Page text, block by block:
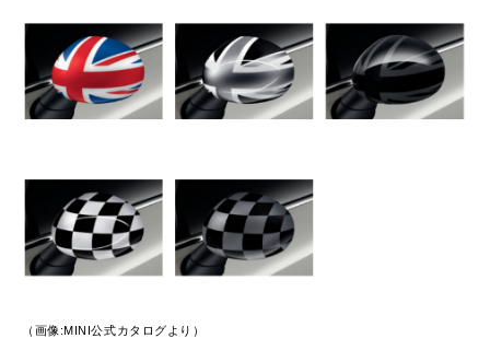
（画像:MINI公式カタログより）